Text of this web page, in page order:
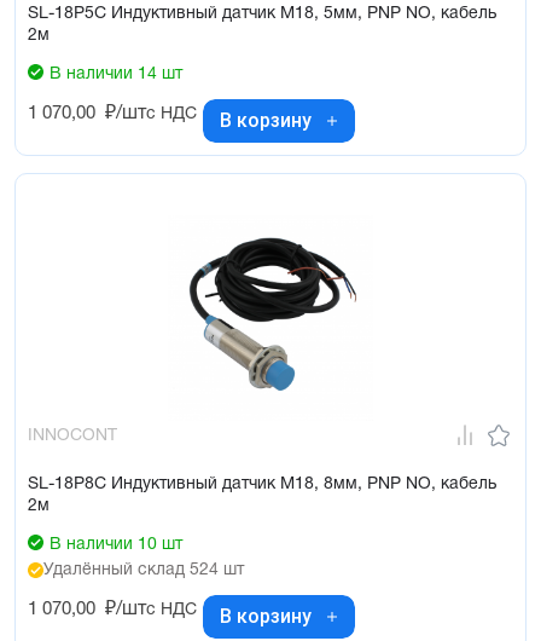
SL-18P5C Индуктивный датчик М18, 5мм, PNP NO, кабель
2м
В наличии 14 шт
1 070,00 ₽/штс НДС В корзину
INNOCONT
SL-18P8C Индуктивный датчик М18, 8мм, PNP NO, кабель
2м
В наличии 10 шт
Удалённый склад 524 шт
1 070,00 ₽/штс НДС В корзину